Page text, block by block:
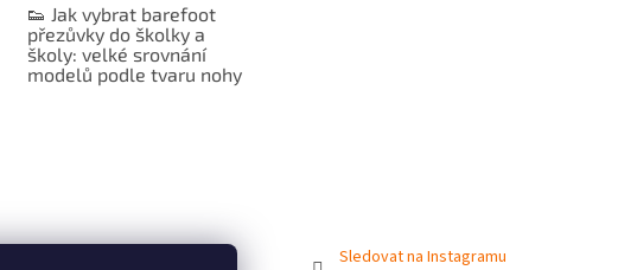
👟 Jak vybrat barefoot
přezůvky do školky a
školy: velké srovnání
modelů podle tvaru nohy
Sledovat na Instagramu